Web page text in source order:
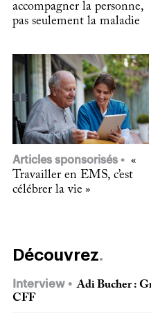
accompagner la personne,
pas seulement la maladie
Articles sponsorisés
«
Travailler en EMS, c’est
célébrer la vie »
Découvrez
Interview
Adi Bucher :
CFF